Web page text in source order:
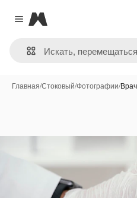
Close menu
Magnific
Главная/Стоковый/Фотографии/